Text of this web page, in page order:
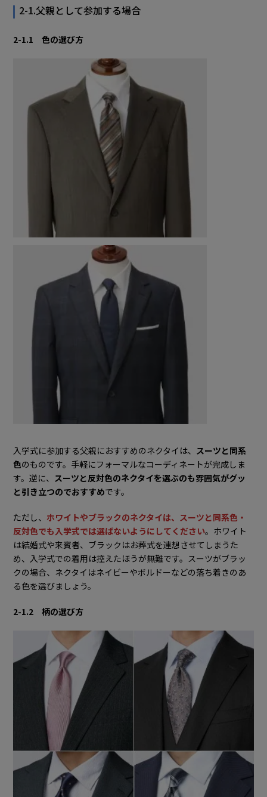
2-1.父親として参加する場合
2-1.1 色の選び方
入学式に参加する父親におすすめのネクタイは、 スーツと同系
色のものです。手軽にフォーマルなコーディネートが完成しま
す。逆に、 スーツと反対色のネクタイを選ぶのも雰囲気がグッ
と引き立つのでおすすめです。
ただし、 ホワイトやブラックのネクタイは、スーツと同系色・
反対色でも入学式では選ばないようにしてください。ホワイト
は結婚式や来賓者、ブラックはお葬式を連想させてしまうた
め、入学式での着用は控えたほうが無難です。スーツがブラッ
クの場合、ネクタイはネイビーやボルドーなどの落ち着きのあ
る色を選びましょう。
2-1.2 柄の選び方